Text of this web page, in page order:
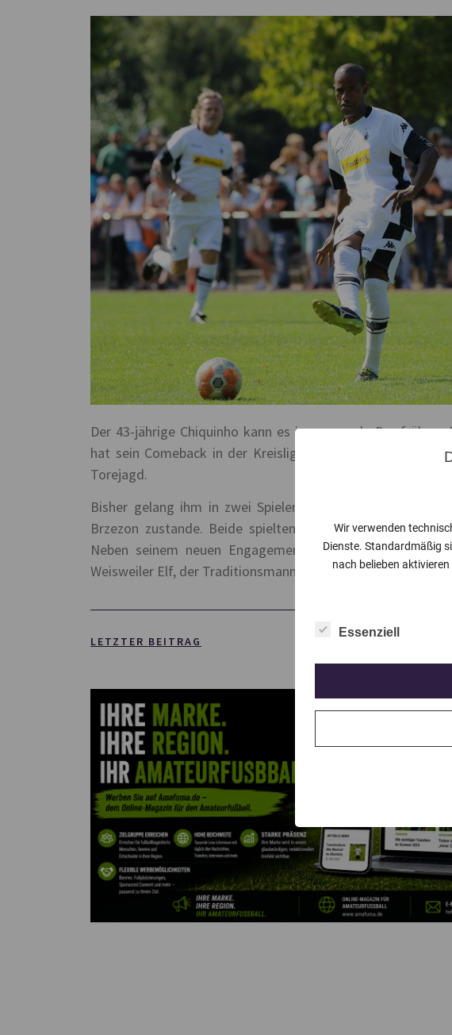
Der 43-jährige Chiquinho kann es immer noch. Der
hat sein Comeback in der Kreisliga A gefeiert und geht
Torejagd.
Bisher gelang ihm in zwei Spielen jeweils ein Treffer. Der
Brzezon zustande. Beide spielten vor 15 Jahren bei LR
Neben seinem neuen Engagement bei der Hammer
Weisweiler Elf, der Traditionsmannschaft von Borussia
LETZTER BEITRAG
Wir verwenden
Dienste. Standardmäßig
nach belieben
Essenziell